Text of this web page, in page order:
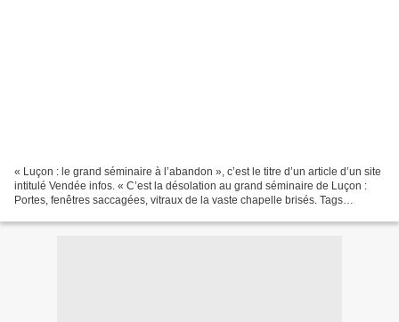
« Luçon : le grand séminaire à l’abandon », c’est le titre d’un article d’un site
intitulé Vendée infos. « C’est la désolation au grand séminaire de Luçon :
Portes, fenêtres saccagées, vitraux de la vaste chapelle brisés. Tags